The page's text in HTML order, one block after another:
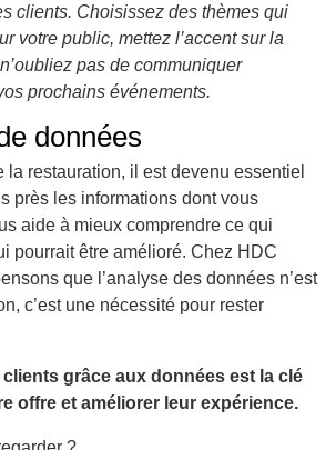
clients. Choisissez des thèmes qui
votre public, mettez l’accent sur la
pas de communiquer
prochains événements.
données
la restauration, il est devenu essentiel
près les informations dont vous
aide à mieux comprendre ce qui
pourrait être amélioré. Chez HDC
que l’analyse des données n’est
c’est une nécessité pour rester
grâce aux données est la clé
offre et améliorer leur expérience.